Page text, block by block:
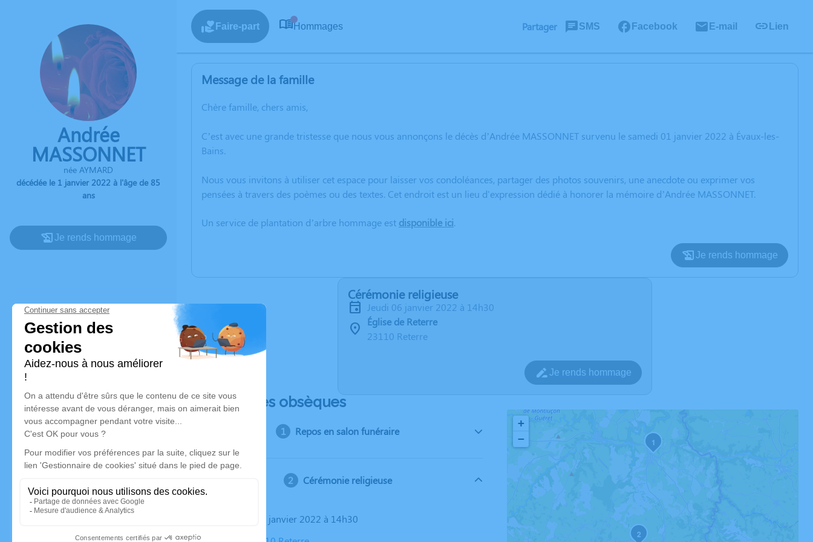
Andrée
MASSONNET
née AYMARD
décédée le 1 janvier 2022 à l'âge de 85
ans
Je rends hommage
Faire-part Hommages Partager SMS Facebook E-mail Lien
Message de la famille
Chère famille, chers amis,
C’est avec une grande tristesse que nous vous annonçons le décès d’Andrée MASSONNET survenu le samedi 01 janvier 2022 à Évaux-les-
Bains.
Nous vous invitons à utiliser cet espace pour laisser vos condoléances, partager des photos souvenirs, une anecdote ou exprimer vos
pensées à travers des poèmes ou des textes. Cet endroit est un lieu d'expression dédié à honorer la mémoire d’Andrée MASSONNET.
Un service de plantation d’arbre hommage est disponible ici.
Je rends hommage
Cérémonie religieuse
jeudi 06 janvier 2022 à 14h30
Église de Reterre
23110 Reterre
Je rends hommage
Déroulé des obsèques
Repos en salon funéraire
Cérémonie religieuse
Le jeudi 06 janvier 2022 à 14h30
1
2
+
−